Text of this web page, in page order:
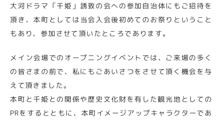
大河ドラマ「千姫」誘致の会への参加自治体にもご招待を
頂き、本町としては当会入会後初めてのお祭りということ
もあり、参加させて頂いたところであります。
メイン会場でのオープニングイベントでは、ご来場の多く
の皆さまの前で、私にもごあいさつをさせて頂く機会を与
えて頂きました。
本町と千姫との関係や歴史文化財を有した観光地としての
PRをするとともに、本町イメージアップキャラクターであ